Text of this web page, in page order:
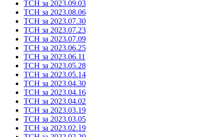
ТСН за 2023.09.03
ТСН за 2023.08.06
ТСН за 2023.07.30
ТСН за 2023.07.23
ТСН за 2023.07.09
ТСН за 2023.06.25
ТСН за 2023.06.11
ТСН за 2023.05.28
ТСН за 2023.05.14
ТСН за 2023.04.30
ТСН за 2023.04.16
ТСН за 2023.04.02
ТСН за 2023.03.19
ТСН за 2023.03.05
ТСН за 2023.02.19